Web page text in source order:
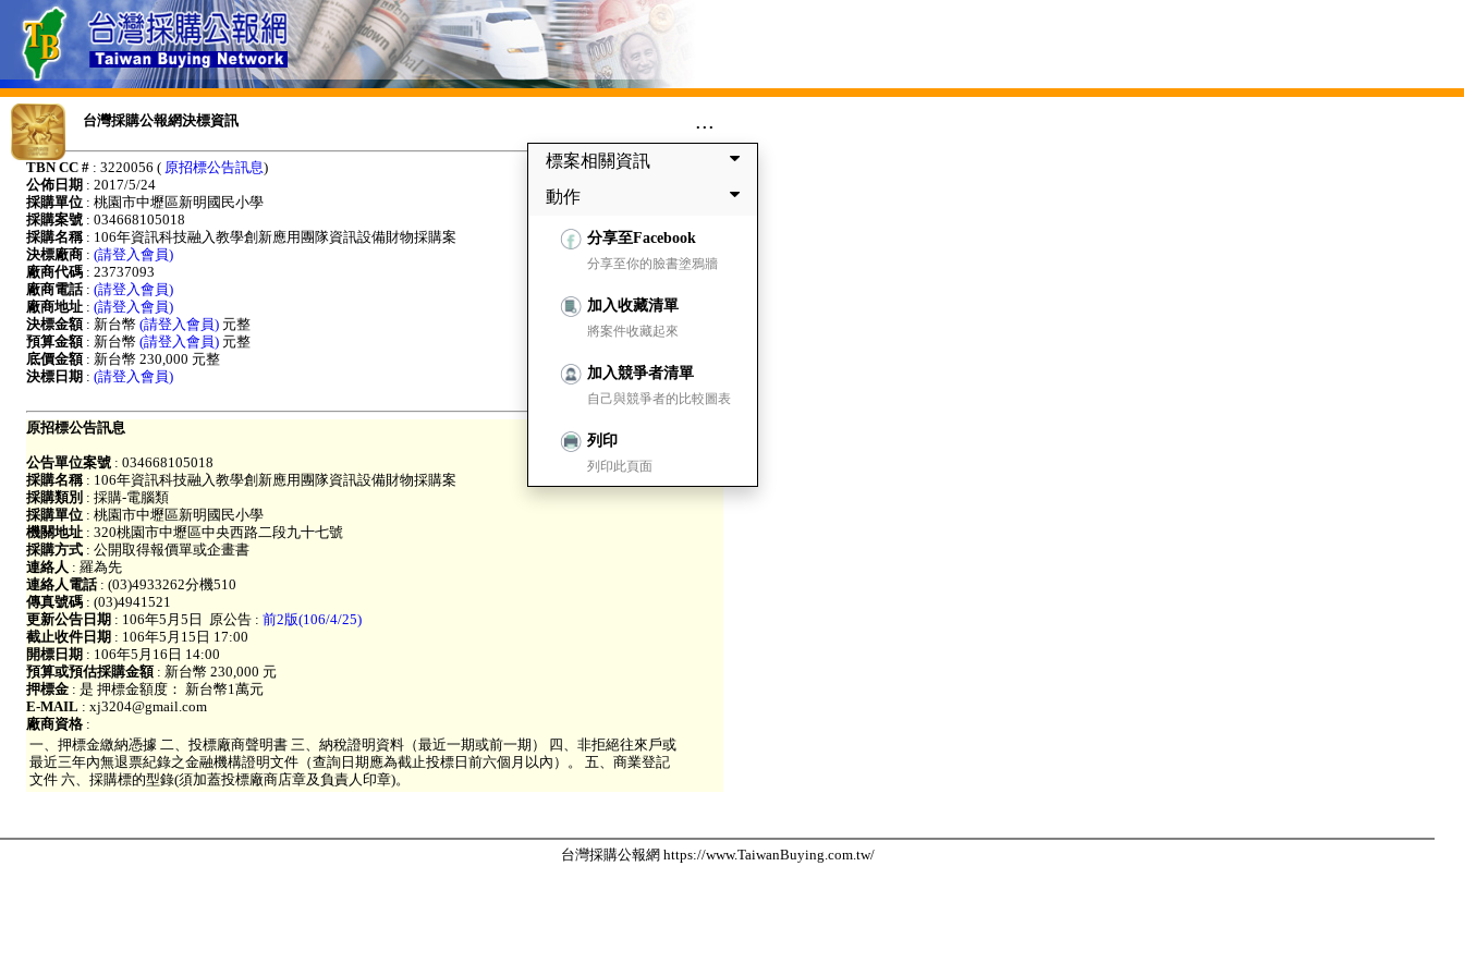
台灣採購公報網決標資訊 ...
標案相關資訊
動作
分享至Facebook
分享至你的臉書塗鴉牆
加入收藏清單
將案件收藏起來
加入競爭者清單
自己與競爭者的比較圖表
列印
列印此頁面
TBN CC # : 3220056 ( 原招標公告訊息)
公佈日期 : 2017/5/24
採購單位 : 桃園市中壢區新明國民小學
採購案號 : 034668105018
採購名稱: 106年資訊科技融入教學創新應用團隊資訊設備財物採購案
決標廠商 : (請登入會員)
廠商代碼 : 23737093
廠商電話: (請登入會員)
廠商地址 : (請登入會員)
決標金額: 新台幣 (請登入會員) 元整
預算金額: 新台幣 (請登入會員) 元整
底價金額: 新台幣 230,000 元整
決標日期 : (請登入會員)
原招標公告訊息
公告單位案號 : 034668105018
採購名稱: 106年資訊科技融入教學創新應用團隊資訊設備財物採購案
採購類別 : 採購-電腦類
採購單位 : 桃園市中壢區新明國民小學
機關地址 : 320桃園市中壢區中央西路二段九十七號
採購方式 : 公開取得報價單或企畫書
連絡人 : 羅為先
連絡人電話: (03)4933262分機510
傳真號碼 : (03)4941521
更新公告日期 : 106年5月5日 原公告 : 前2版(106/4/25)
截止收件日期 : 106年5月15日 17:00
開標日期 : 106年5月16日 14:00
預算或預估採購金額: 新台幣 230,000 元
押標金 : 是 押標金額度： 新台幣1萬元
E-MAIL : xj3204@gmail.com
廠商資格 :
一、押標金繳納憑據 二、投標廠商聲明書 三、納稅證明資料（最近一期或前一期） 四、非拒絕往來戶或
最近三年內無退票紀錄之金融機構證明文件（查詢日期應為截止投標日前六個月以內）。 五、商業登記
文件 六、採購標的型錄(須加蓋投標廠商店章及負責人印章)。
台灣採購公報網 https://www.TaiwanBuying.com.tw/